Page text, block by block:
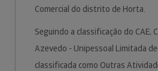
Comercial do distrito de Horta.
Seguindo a classificação do CAE,
Azevedo - Unipessoal Limitada
classificada como Outras